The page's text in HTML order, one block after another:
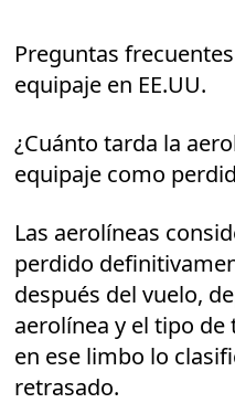
Preguntas
equipaje en EE.UU.
¿Cuánto tarda la
equipaje como
Las aerolíneas
perdido
después del vuelo,
aerolínea y el tipo
en ese limbo lo
retrasado.